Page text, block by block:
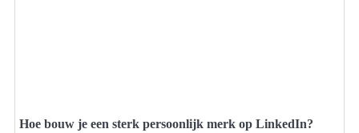
Hoe bouw je een sterk persoonlijk merk op LinkedIn?